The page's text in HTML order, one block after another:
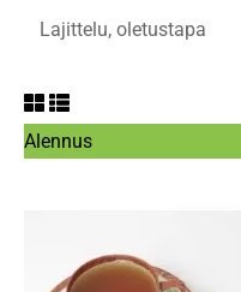
AlennusTuote